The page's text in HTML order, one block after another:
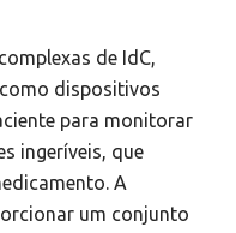
de IdC,
dispositivos
para monitorar
ingeríveis, que
A
um conjunto